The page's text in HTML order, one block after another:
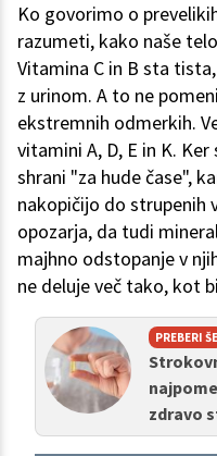
Ko govorimo o
razumeti, kako naše
Vitamina C in B sta
z urinom. A to ne
ekstremnih odmerkih.
vitamini A, D, E in K.
shrani "za hude čase",
nakopičijo do strupenih
opozarja, da tudi
majhno odstopanje v
ne deluje več tako, kot
PREBERI ŠE
zdravo